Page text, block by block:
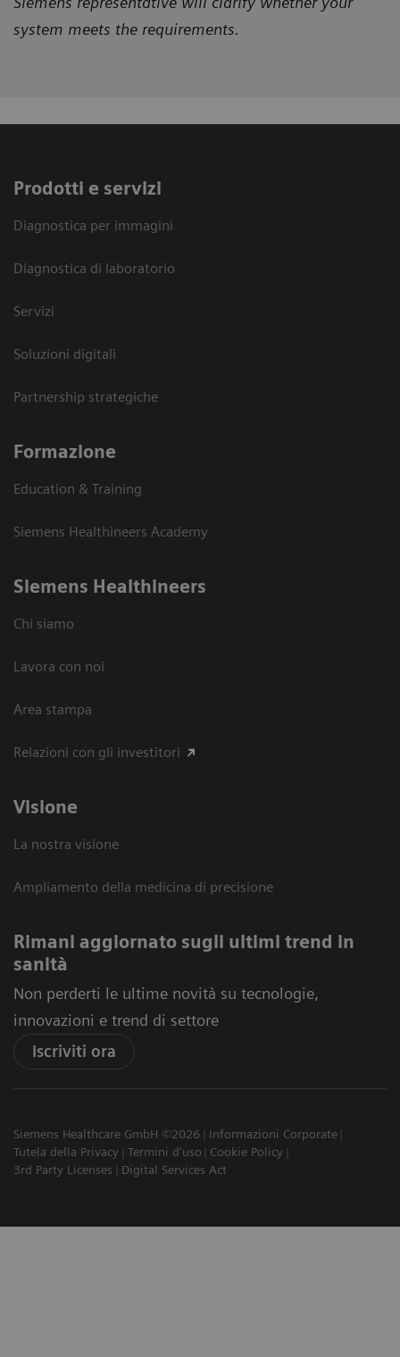
system meets the requirements.
Prodotti e servizi
Diagnostica per immagini
Diagnostica di laboratorio
Servizi
Soluzioni digitali
Partnership strategiche
Formazione
Education & Training
Siemens Healthineers Academy
Siemens Healthineers
Chi siamo
Lavora con noi
Area stampa
Relazioni con gli investitori
Visione
La nostra visione
Ampliamento della medicina di precisione
Rimani aggiornato sugli ultimi trend in
sanità
Non perderti le ultime novità su tecnologie,
innovazioni e trend di settore
Iscriviti ora
Siemens Healthcare GmbH ©2026
Informazioni Corporate
Tutela della Privacy
Termini d'uso
Cookie Policy
3rd Party Licenses
Digital Services Act